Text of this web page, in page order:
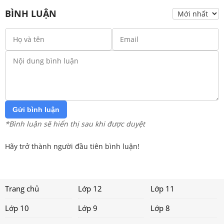
BÌNH LUẬN
Gửi bình luận
*Bình luận sẽ hiển thị sau khi được duyệt
Hãy trở thành người đầu tiên bình luận!
Trang chủ Lớp 12
Lớp 11
Lớp 10
Lớp 9
Lớp 8